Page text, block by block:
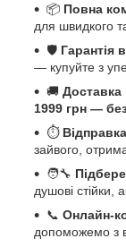
📦 Повна
для швидкого
🛡️ Гарантія
— купуйте з
🚚 Доставка
1999 грн —
⏱️
зайвого,
🧑‍🔧
душові стійки,
📞 Онлайн-
допоможемо з